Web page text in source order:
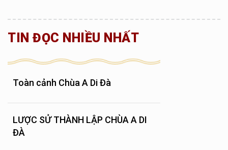
TIN ĐỌC NHIỀU NHẤT
Toàn cảnh Chùa A Di Đà
LƯỢC SỬ THÀNH LẬP CHÙA A DI
ĐÀ